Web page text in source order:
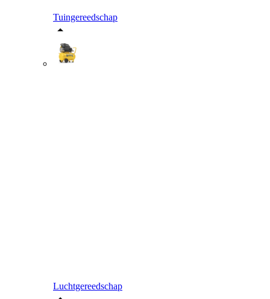
Tuingereedschap
Luchtgereedschap